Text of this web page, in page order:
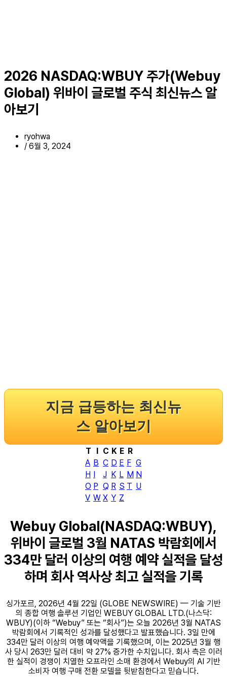
2026 NASDAQ:WBUY 주가(Webuy
Global) 위바이 글로벌 주식 최신뉴스 알
아보기
ryohwa
/ 6월 3, 2024
지금 급등하는 최신뉴
스 알아보기
T C K E R
A B C D E F G
H
J K L M N
O P Q R S T U
V W X Y Z
Webuy Global(NASDAQ:WBUY),
위바이 글로벌 3월 NATAS 박람회에서
334만 달러 이상의 여행 예약 실적을 달성
하며 회사 역사상 최고 실적을 기록
싱가포르, 2026년 4월 22일 (GLOBE NEWSWIRE) — 기술 기반
의 종합 여행 솔루션 기업인 WEBUY GLOBAL LTD.(나스닥:
WBUY)(이하 “Webuy” 또는 “회사”)는 오늘 2026년 3월 NATAS
박람회에서 기록적인 성과를 달성했다고 발표했습니다. 3일 만에
334만 달러 이상의 여행 예약액을 기록했으며, 이는 2025년 3월 행
사 당시 263만 달러 대비 약 27% 증가한 수치입니다. 회사 측은 이러
한 실적이 경쟁이 치열한 오프라인 소매 환경에서 Webuy의 AI 기반
소비자 여행 구매 전환 모델을 뒷받침한다고 믿습니다.